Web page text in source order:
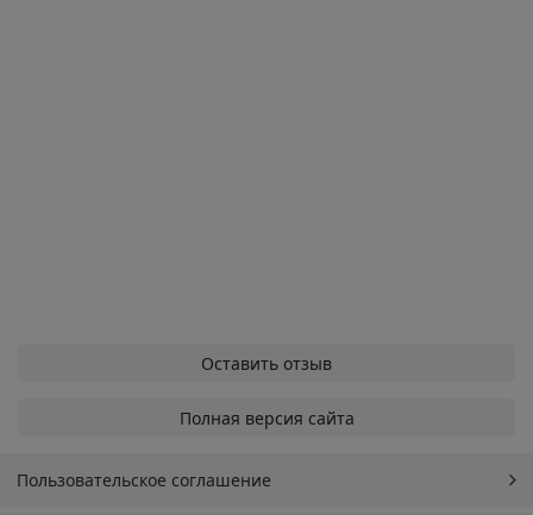
Оставить отзыв
Полная версия сайта
Пользовательское соглашение